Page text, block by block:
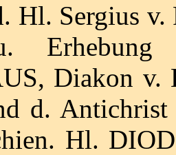
Hl. Sergius
Diakon v.
d. Antichrist
Hl.